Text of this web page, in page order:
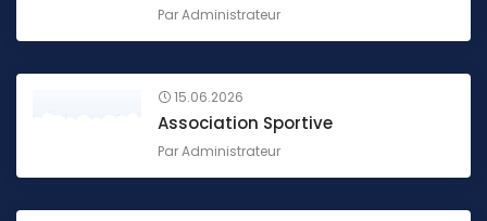
ParAdministrateur
15.06.2026
Association Sportive
ParAdministrateur